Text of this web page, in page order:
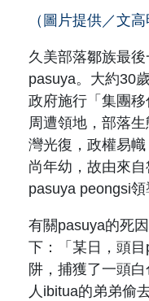
（圖片提供／文高
久美部落鄒族最
pasuya。大約30
政府施行「集團
周遭領地，部落
灣光復，政權易
尚年幼，故由來
pasuya peongsi領
有關pasuya的死
下：「某日，頭
阱，捕獲了一頭
人ibitua的弟弟偷